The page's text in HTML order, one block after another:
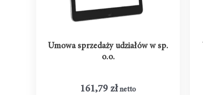
Umowa sprzedaży udziałów w sp.
o.o.
161,79 złnetto